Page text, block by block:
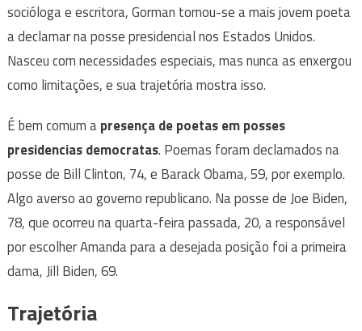
socióloga e escritora, Gorman tornou-se a mais jovem poeta
a declamar na posse presidencial nos Estados Unidos.
Nasceu com necessidades especiais, mas nunca as enxergou
como limitações, e sua trajetória mostra isso.
É bem comum apresença de poetas em posses
presidencias democratas. Poemas foram declamados na
posse de Bill Clinton, 74, e Barack Obama, 59, por exemplo.
Algo averso ao governo republicano. Na posse de Joe Biden,
78, que ocorreu na quarta-feira passada, 20, a responsável
por escolher Amanda para a desejada posição foi a primeira
dama, Jill Biden, 69.
Trajetória